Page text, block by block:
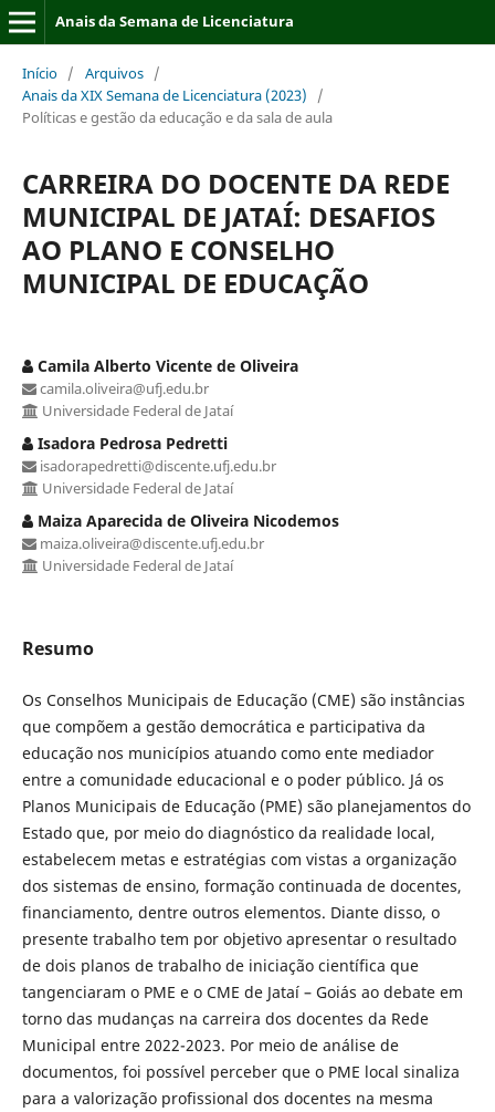
Anais da Semana de Licenciatura
Início / Arquivos /
Anais da XIX Semana de Licenciatura (2023)
/
Políticas e gestão da educação e da sala de aula
CARREIRA DO DOCENTE DA REDE
MUNICIPAL DE JATAÍ: DESAFIOS
AO PLANO E CONSELHO
MUNICIPAL DE EDUCAÇÃO
Camila Alberto Vicente de Oliveira
camila.oliveira@ufj.edu.br
Universidade Federal de Jataí
Isadora Pedrosa Pedretti
isadorapedretti@discente.ufj.edu.br
Universidade Federal de Jataí
Maiza Aparecida de Oliveira Nicodemos
maiza.oliveira@discente.ufj.edu.br
Universidade Federal de Jataí
Resumo
Os Conselhos Municipais de Educação (CME) são instâncias
que compõem a gestão democrática e participativa da
educação nos municípios atuando como ente mediador
entre a comunidade educacional e o poder público. Já os
Planos Municipais de Educação (PME) são planejamentos do
Estado que, por meio do diagnóstico da realidade local,
estabelecem metas e estratégias com vistas a organização
dos sistemas de ensino, formação continuada de docentes,
financiamento, dentre outros elementos. Diante disso, o
presente trabalho tem por objetivo apresentar o resultado
de dois planos de trabalho de iniciação científica que
tangenciaram o PME e o CME de Jataí – Goiás ao debate em
torno das mudanças na carreira dos docentes da Rede
Municipal entre 2022-2023. Por meio de análise de
documentos, foi possível perceber que o PME local sinaliza
para a valorização profissional dos docentes na mesma